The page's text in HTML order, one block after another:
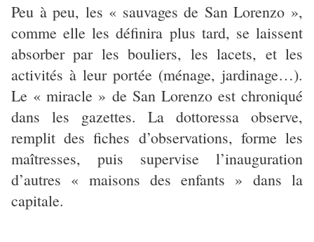
Peu à peu, les « sauvages de San Lorenzo »,
comme elle les définira plus tard, se laissent
absorber par les bouliers, les lacets, et les
activités à leur portée (ménage, jardinage…).
Le « miracle » de San Lorenzo est chroniqué
dans les gazettes. La dottoressa observe,
remplit des fiches d’observations, forme les
maîtresses, puis supervise l’inauguration
d’autres « maisons des enfants » dans la
capitale.